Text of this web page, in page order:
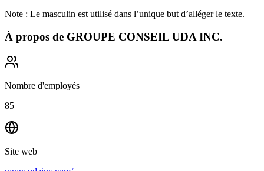
Note : Le masculin est utilisé dans l’unique but d’alléger le texte.
À propos de GROUPE CONSEIL UDA INC.
Nombre d'employés
85
Site web